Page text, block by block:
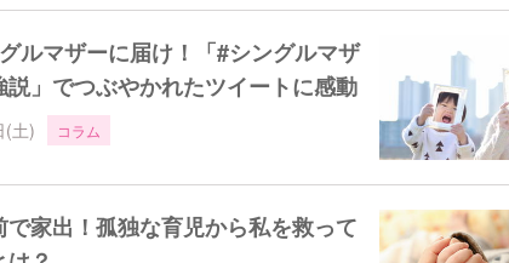
ルマザーに届け！「#シングルマザ
説」でつぶやかれたツイートに感動
(土) コラム
家出！孤独な育児から私を救って